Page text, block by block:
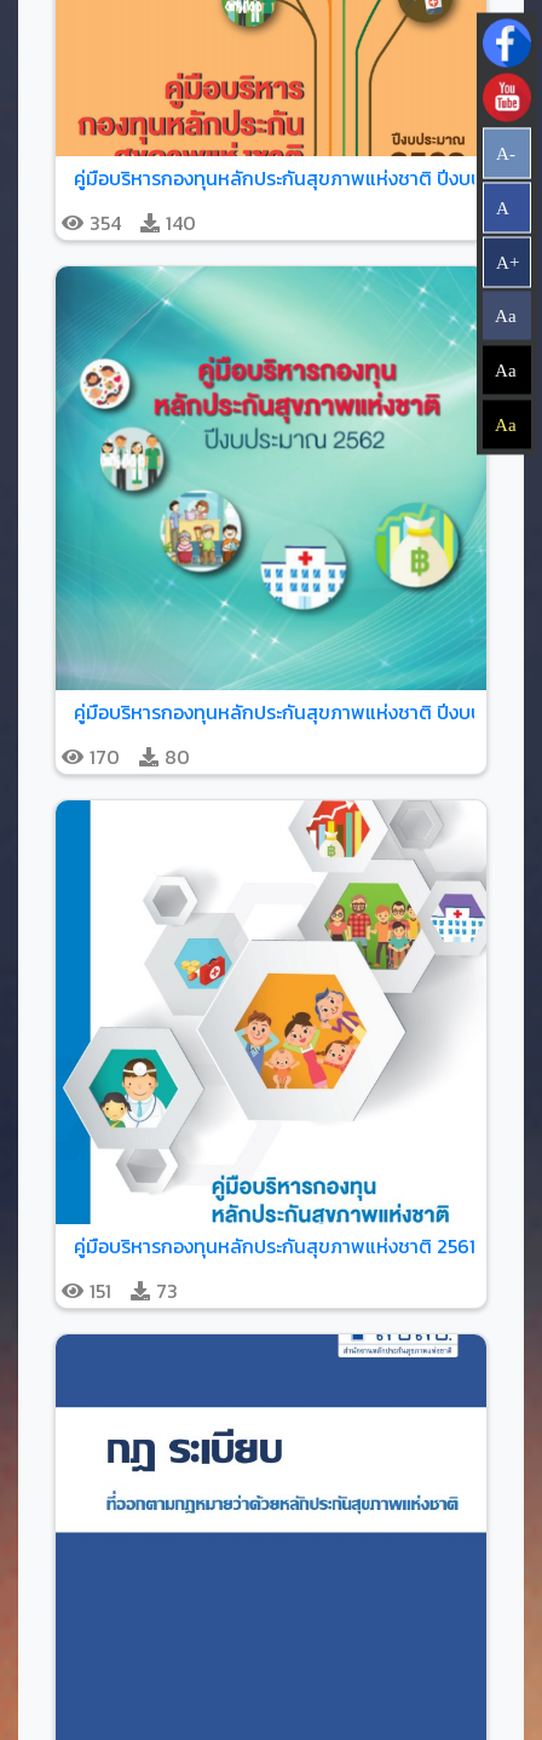
A-
A
A+
Aa
Aa
Aa
คู่มือบริหารกองทุนหลักประกันสุขภาพแห่งชาติ ปีงบประมาณ
354
140
คู่มือบริหารกองทุนหลักประกันสุขภาพแห่งชาติ ปีงบประมาณ
170
80
คู่มือบริหารกองทุนหลักประกันสุขภาพแห่งชาติ 2561
151
73